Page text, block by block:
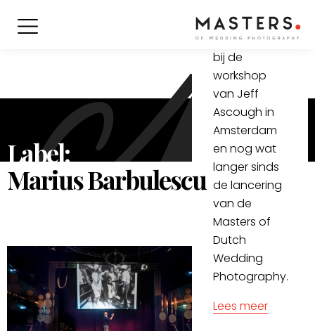
Label:
Marius Barbulescu
onze
kennismaking
bij de
workshop
van Jeff
Ascough in
Amsterdam
en nog wat
langer sinds
de lancering
van de
Masters of
Dutch
Wedding
Photography.
Lees meer